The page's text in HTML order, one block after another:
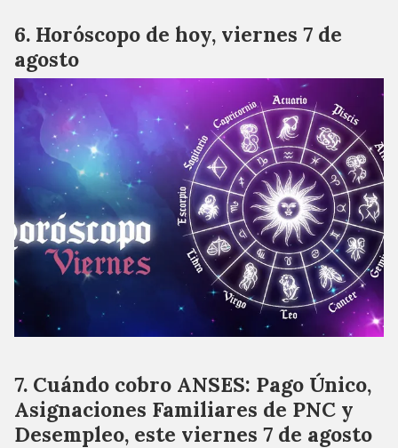
Horóscopo de hoy, viernes 7 de
agosto
Cuándo cobro ANSES: Pago Único,
Asignaciones Familiares de PNC y
Desempleo, este viernes 7 de agosto